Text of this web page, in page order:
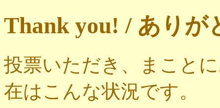
Thank you! / ありが
投票いただき、まこと
在はこんな状況です。